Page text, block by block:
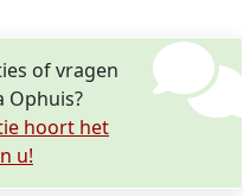
of vragen
Ophuis?
hoort het
u!